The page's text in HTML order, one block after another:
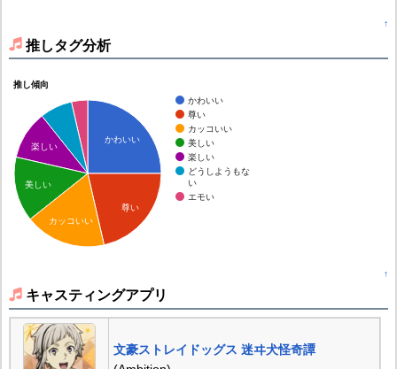
↑
推しタグ分析
推し傾向
かわいい
尊い
カッコいい
美しい
楽しい
どうしようもな
い
エモい
かわいい
尊い
楽しい
美しい
カッコいい
↑
キャスティングアプリ
文豪ストレイドッグス 迷ヰ犬怪奇譚